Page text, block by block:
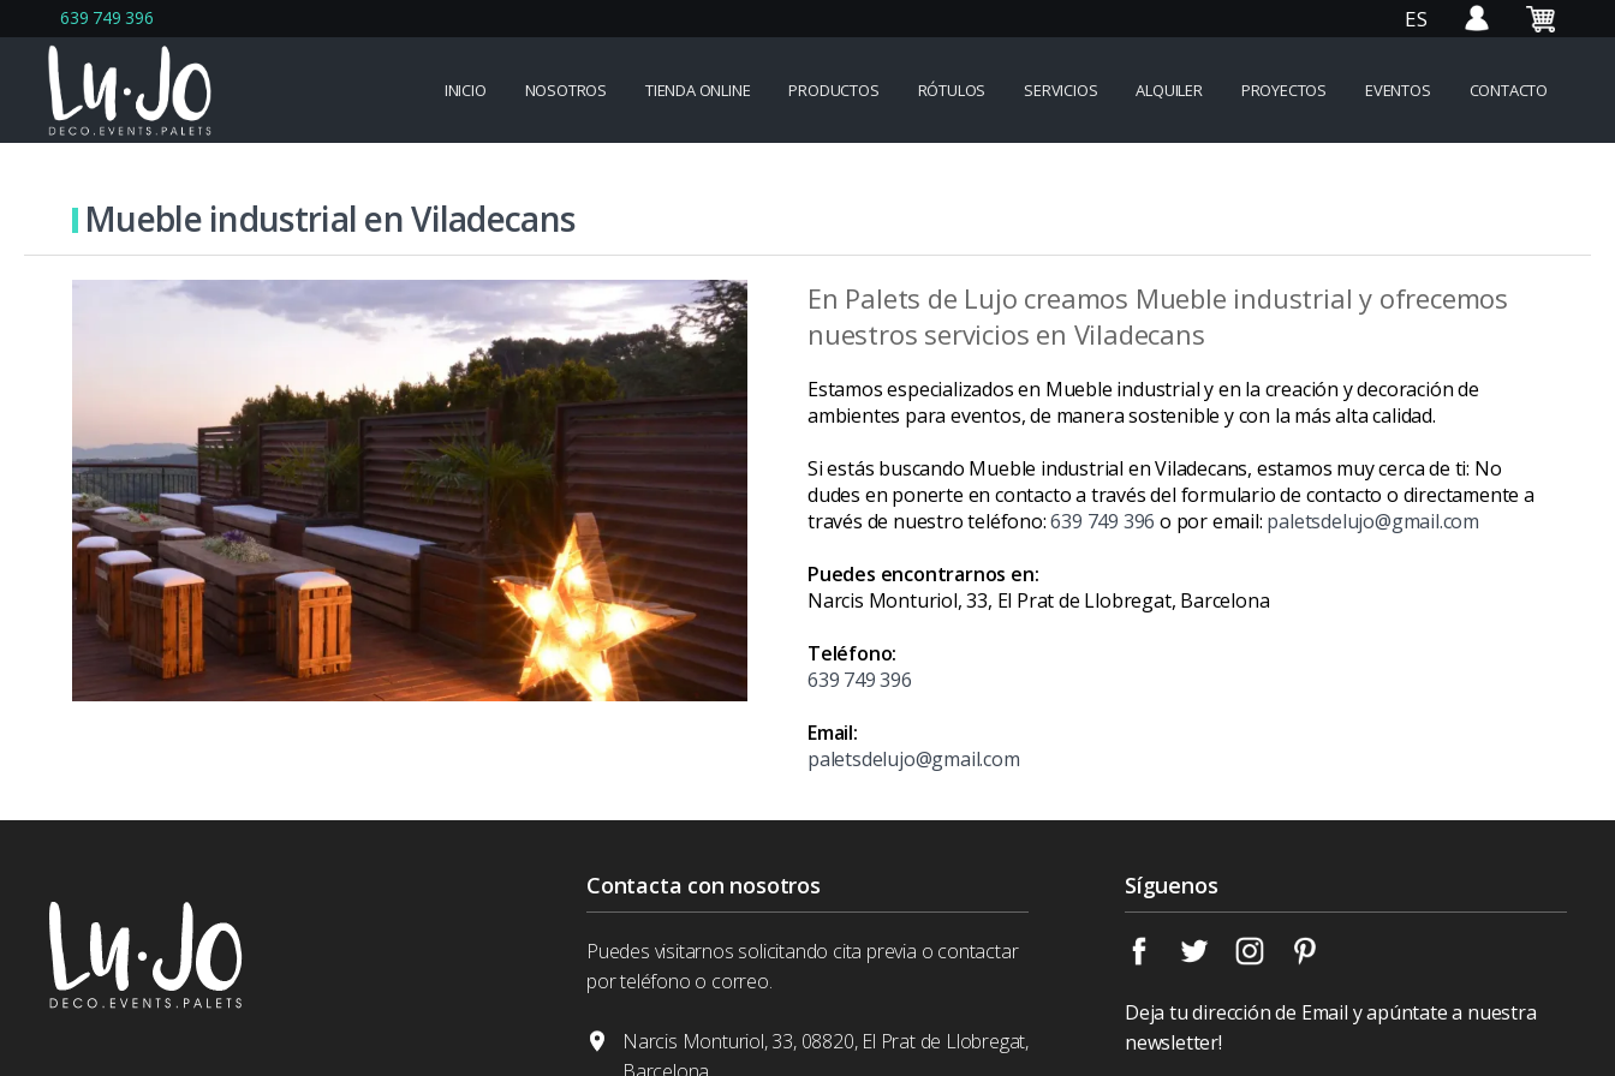
ES
639 749 396
INICIO NOSOTROS TIENDA ONLINE PRODUCTOS RÓTULOS SERVICIOS ALQUILER PROYECTOS EVENTOS CONTACTO
Mueble industrial en Viladecans
En Palets de Lujo creamos Mueble industrial y ofrecemos
nuestros servicios en Viladecans
Estamos especializados en Mueble industrial y en la creación y decoración de
ambientes para eventos, de manera sostenible y con la más alta calidad.
Si estás buscando Mueble industrial en Viladecans, estamos muy cerca de ti: No
dudes en ponerte en contacto a través del formulario de contacto o directamente a
través de nuestro teléfono:639 749 396 o por email: paletsdelujo@gmail.com
Puedes encontrarnos en:
Narcis Monturiol, 33, El Prat de Llobregat, Barcelona
Teléfono:
639 749 396
Email:
paletsdelujo@gmail.com
Contacta con nosotros
Puedes visitarnos solicitando cita previa o contactar
por teléfono o correo.
Narcis Monturiol, 33, 08820, El Prat de Llobregat,
Síguenos
Deja tu dirección de Email y apúntate a nuestra
newsletter!